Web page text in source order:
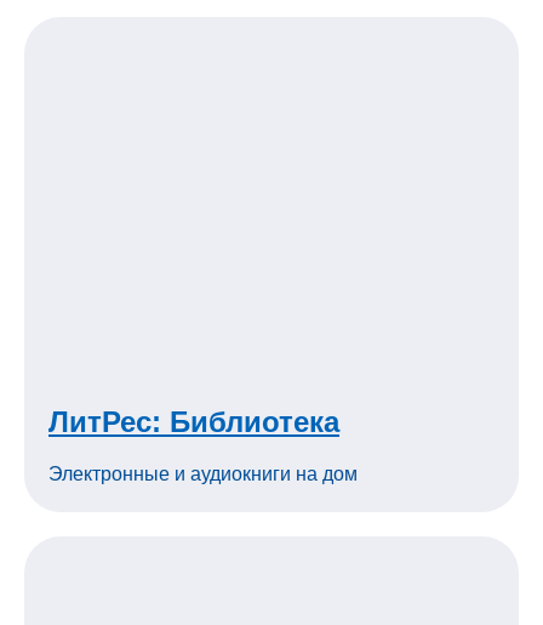
ЛитРес: Библиотека
Электронные и аудиокниги на дом